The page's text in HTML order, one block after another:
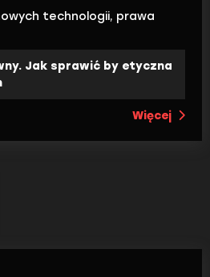
technologii, prawa
Jak sprawić by etyczna
Więcej